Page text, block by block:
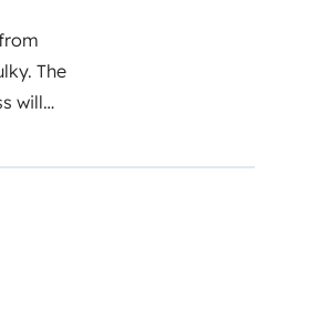
The
will
4